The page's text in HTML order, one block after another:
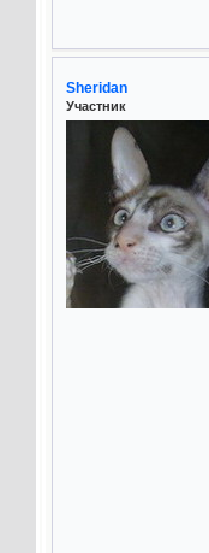
Sheridan
Участник